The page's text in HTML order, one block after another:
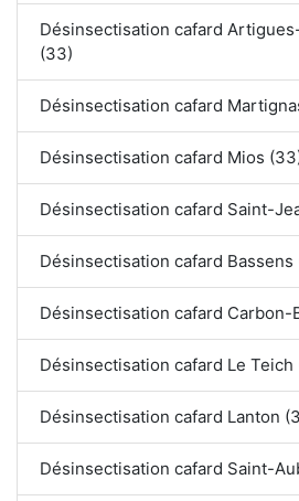
Désinsectisation cafard
(33)
Désinsectisation cafard
Désinsectisation cafard Mios
Désinsectisation cafard Saint-
Désinsectisation cafard Bassens
Désinsectisation cafard Carbon-
Désinsectisation cafard Le Teich
Désinsectisation cafard Lanton
Désinsectisation cafard Saint-